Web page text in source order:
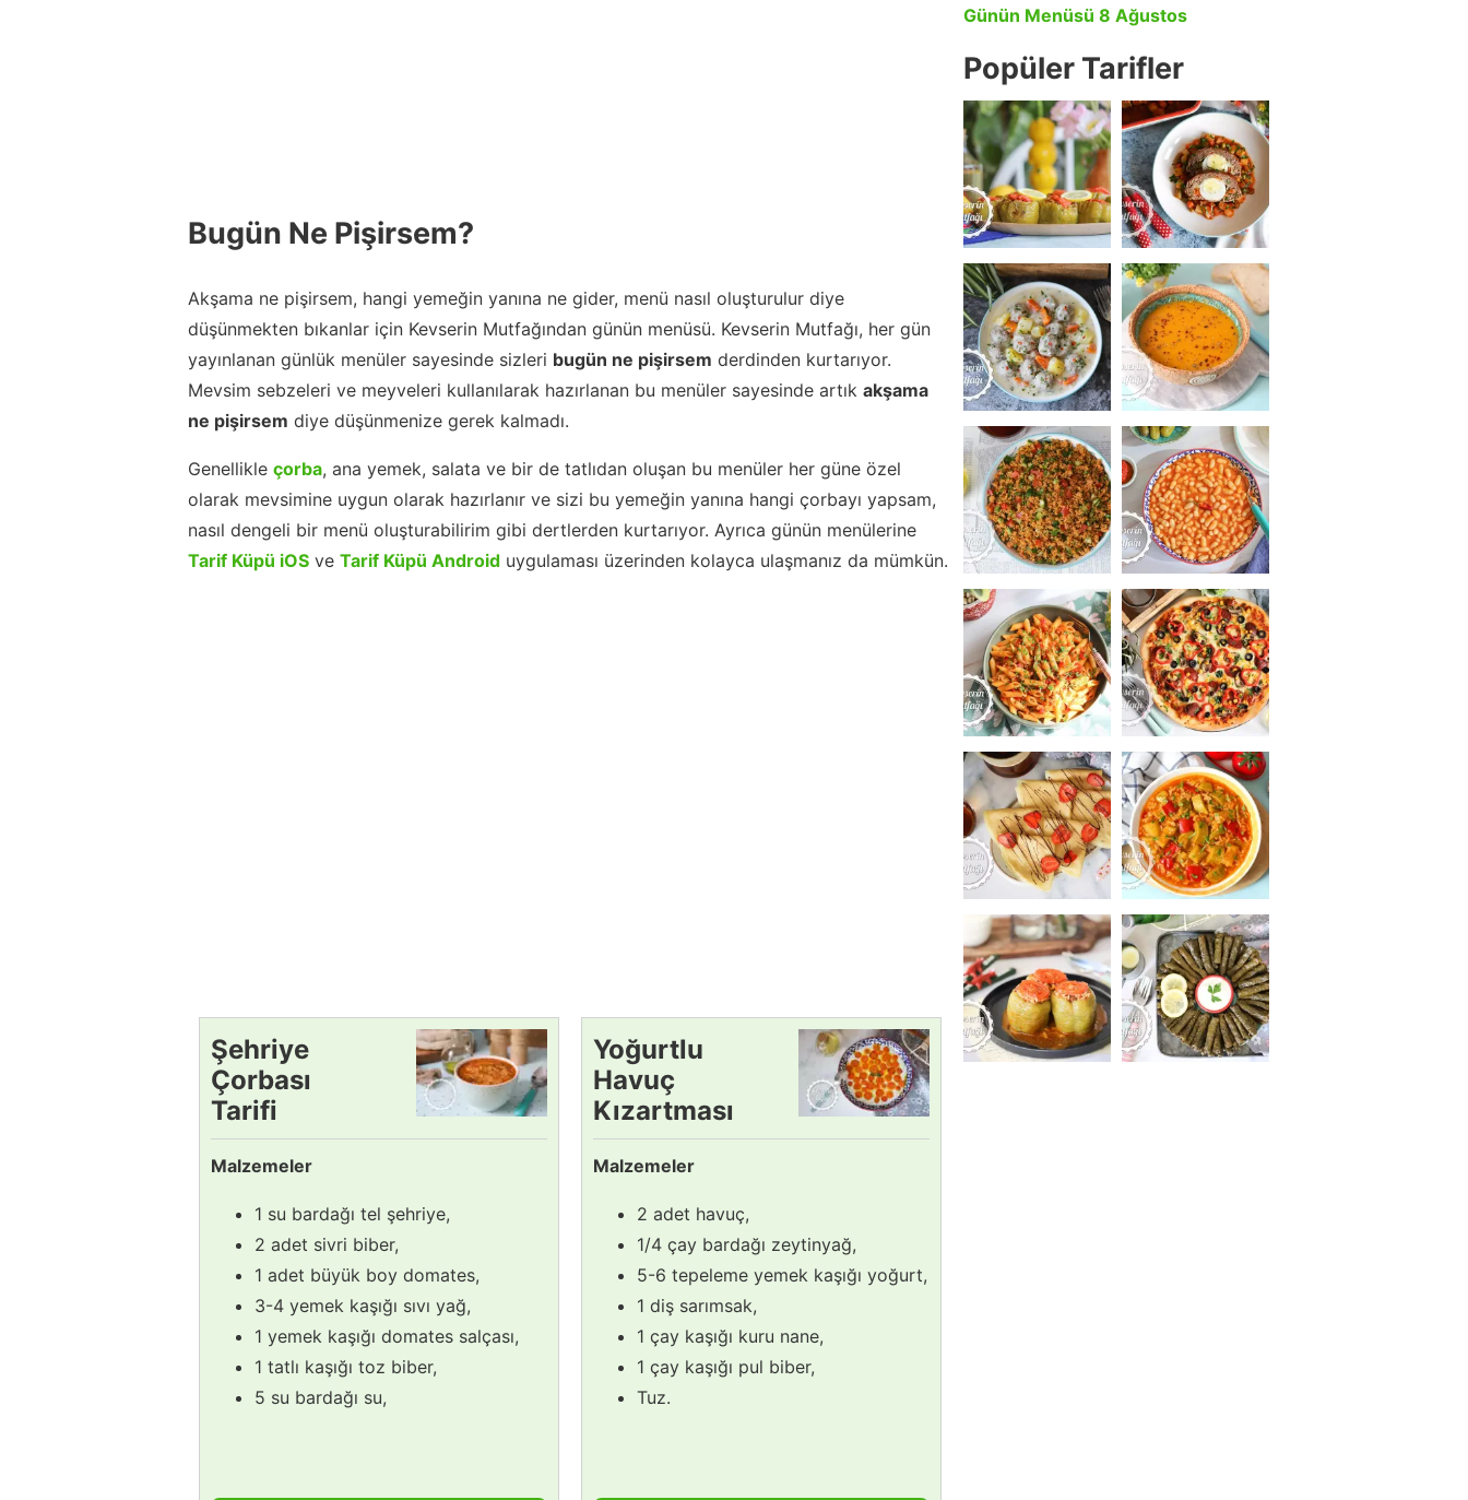
Bugün Ne Pişirsem?
Akşama ne pişirsem, hangi yemeğin yanına ne gider, menü nasıl oluşturulur diye
düşünmekten bıkanlar için Kevserin Mutfağından günün menüsü. Kevserin Mutfağı, her gün
yayınlanan günlük menüler sayesinde sizleri bugün ne pişirsem derdinden kurtarıyor.
Mevsim sebzeleri ve meyveleri kullanılarak hazırlanan bu menüler sayesinde artık akşama
ne pişirsem diye düşünmenize gerek kalmadı.
Genellikle çorba, ana yemek, salata ve bir de tatlıdan oluşan bu menüler her güne özel
olarak mevsimine uygun olarak hazırlanır ve sizi bu yemeğin yanına hangi çorbayı yapsam,
nasıl dengeli bir menü oluşturabilirim gibi dertlerden kurtarıyor. Ayrıca günün menülerine
Tarif Küpü iOS ve Tarif Küpü Android uygulaması üzerinden kolayca ulaşmanız da mümkün.
Şehriye
Çorbası
Tarifi
Malzemeler
1 su bardağı tel şehriye,
2 adet sivri biber,
1 adet büyük boy domates,
3-4 yemek kaşığı sıvı yağ,
1 yemek kaşığı domates salçası,
1 tatlı kaşığı toz biber,
5 su bardağı su,
Yoğurtlu
Havuç
Kızartması
Tarifi
Malzemeler
2 adet havuç,
1/4 çay bardağı zeytinyağ,
5-6 tepeleme yemek kaşığı yoğurt,
1 diş sarımsak,
1 çay kaşığı kuru nane,
1 çay kaşığı pul biber,
Tuz.
Günün Menüsü 8 Ağustos
Popüler Tarifler